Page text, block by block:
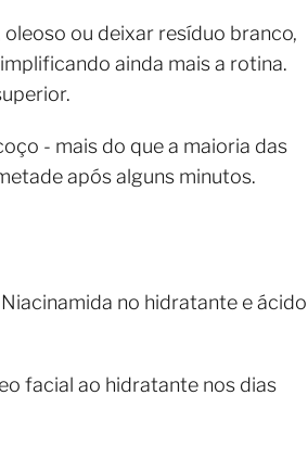
ou deixar resíduo branco,
ainda mais a rotina.
- mais do que a maioria das
após alguns minutos.
no hidratante e ácido
facial ao hidratante nos dias